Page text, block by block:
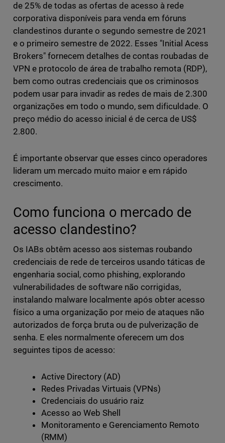
de 25% de todas as ofertas de acesso à rede
corporativa disponíveis para venda em fóruns
clandestinos durante o segundo semestre de 2021
e o primeiro semestre de 2022. Esses "Initial Acess
Brokers" fornecem detalhes de contas roubadas de
VPN e protocolo de área de trabalho remota (RDP),
bem como outras credenciais que os criminosos
podem usar para invadir as redes de mais de 2.300
organizações em todo o mundo, sem dificuldade. O
preço médio do acesso inicial é de cerca de US$
2.800.
É importante observar que esses cinco operadores
lideram um mercado muito maior e em rápido
crescimento.
Como funciona o mercado de
acesso clandestino?
Os IABs obtêm acesso aos sistemas roubando
credenciais de rede de terceiros usando táticas de
engenharia social, como phishing, explorando
vulnerabilidades de software não corrigidas,
instalando malware localmente após obter acesso
físico a uma organização por meio de ataques não
autorizados de força bruta ou de pulverização de
senha. E eles normalmente oferecem um dos
seguintes tipos de acesso:
Active Directory (AD)
Redes Privadas Virtuais (VPNs)
Credenciais do usuário raiz
Acesso ao Web Shell
Monitoramento e Gerenciamento Remoto
(RMM)